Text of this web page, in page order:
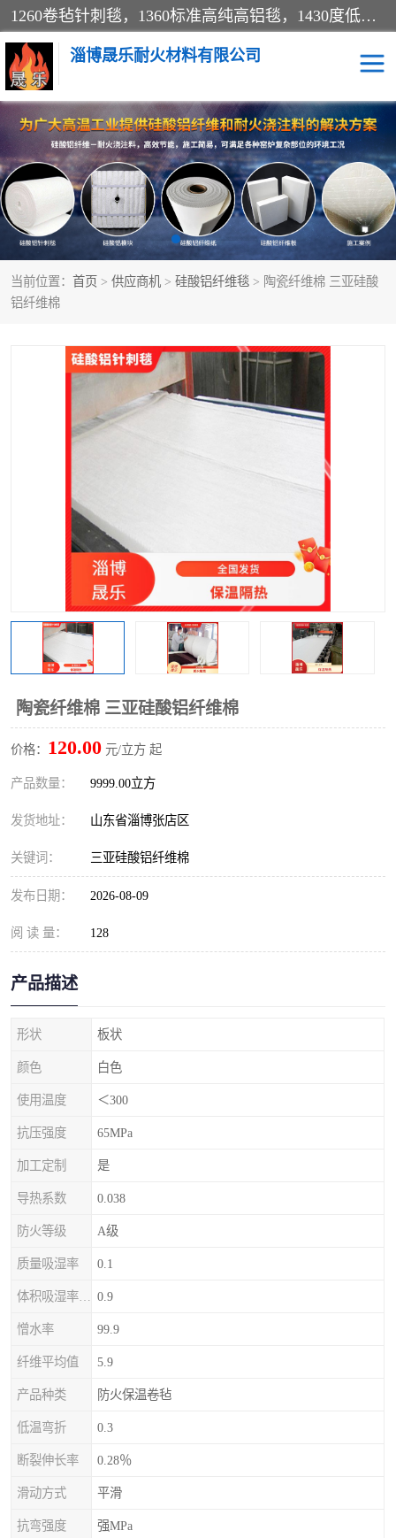
1260卷毡针刺毯，1360标准高纯高铝毯，1430度低锆锆铝含锆毯，普通挡渣棉卷毡，防火纸、挡火板、隔热垫片模块、棉块、折叠块、散棉高温固化剂价格规格密度多少钱图片视频立方平米参数指标
淄博晟乐耐火材料有限公司
当前位置： 首页 > 供应商机 > 硅酸铝纤维毯 > 陶瓷纤维棉 三亚硅酸
铝纤维棉
陶瓷纤维棉 三亚硅酸铝纤维棉
价格： 120.00 元/立方 起
产品数量： 9999.00立方
发货地址： 山东省淄博张店区
关键词： 三亚硅酸铝纤维棉
发布日期： 2026-08-09
阅 读 量： 128
产品描述
形状 板状
颜色 白色
使用温度 ＜300
抗压强度 65MPa
加工定制 是
导热系数 0.038
防火等级 A级
质量吸湿率 0.1
0.9
憎水率 99.9
纤维平均值 5.9
产品种类 防火保温卷毡
低温弯折 0.3
断裂伸长率 0.28％
滑动方式 平滑
抗弯强度 强MPa
硅酸铝挡渣棉 硅酸铝纤维纸
硅酸铝挡火板 高铝毯
含锆毯 硅酸铝折叠块
硅酸铝散棉 硅酸铝纤维毯
硅酸铝纤维毡 硅酸铝模块
硅酸铝保温棉 硅酸铝板